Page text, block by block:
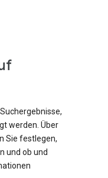
werden. Über
Sie festlegen,
und ob und